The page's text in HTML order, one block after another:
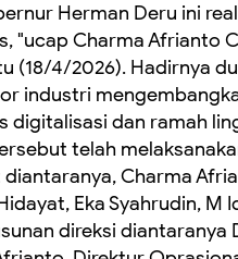
Herman Deru ini
"ucap Charma Afrianto
(18/4/2026). ‎Hadirnya
industri
digitalisasi dan ramah
telah
Charma
Eka Syahrudin,
direksi diantaranya